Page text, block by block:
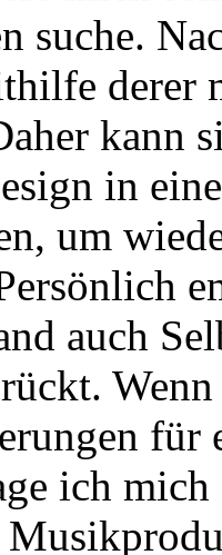
suche.
derer
kann
in
um
auch
ich